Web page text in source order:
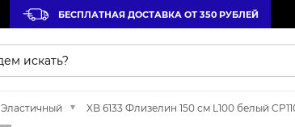
БЕСПЛАТНАЯ ДОСТАВКА ОТ 350 РУБЛЕЙ
Эластичный XB 6133 Флизелин 150 см L100 белый